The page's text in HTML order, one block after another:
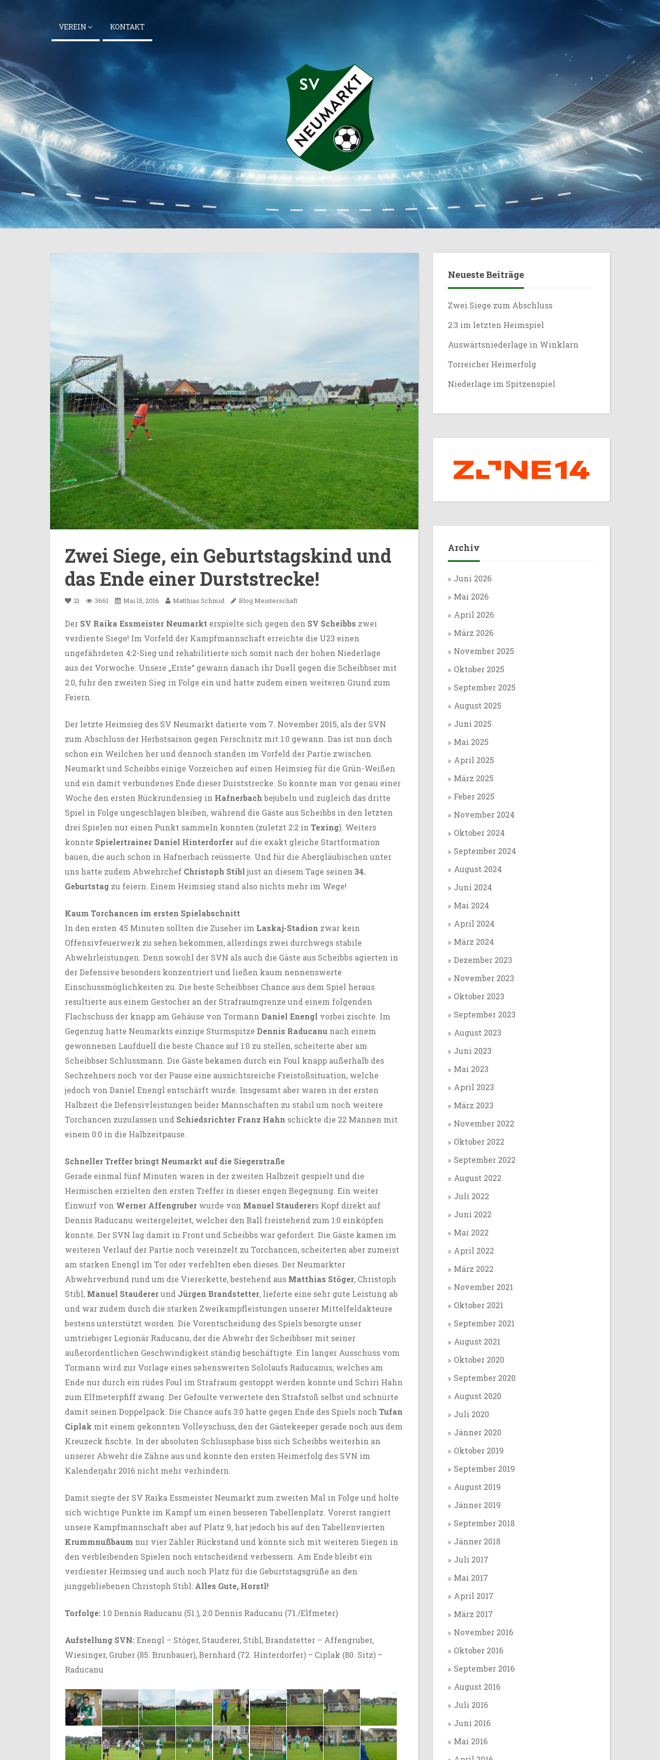
VEREIN KONTAKT
Zwei Siege, ein Geburtstagskind und
das Ende einer Durststrecke!
21 3661 Mai 15, 2016 Matthias Schmid BlogMeisterschaft
Der SV Raika Essmeister Neumarkt erspielte sich gegen den SV Scheibbs zwei
verdiente Siege! Im Vorfeld der Kampfmannschaft erreichte die U23 einen
ungefährdeten 4:2-Sieg und rehabilitierte sich somit nach der hohen Niederlage
aus der Vorwoche. Unsere „Erste“ gewann danach ihr Duell gegen die Scheibbser mit
2:0, fuhr den zweiten Sieg in Folge ein und hatte zudem einen weiteren Grund zum
Feiern.
Der letzte Heimsieg des SV Neumarkt datierte vom 7. November 2015, als der SVN
zum Abschluss der Herbstsaison gegen Ferschnitz mit 1:0 gewann. Das ist nun doch
schon ein Weilchen her und dennoch standen im Vorfeld der Partie zwischen
Neumarkt und Scheibbs einige Vorzeichen auf einen Heimsieg für die Grün-Weißen
und ein damit verbundenes Ende dieser Durststrecke. So konnte man vor genau einer
Woche den ersten Rückrundensieg in Hafnerbachbejubeln und zugleich das dritte
Spiel in Folge ungeschlagen bleiben, während die Gäste aus Scheibbs in den letzten
drei Spielen nur einen Punkt sammeln konnten (zuletzt 2:2 in Texing). Weiters
konnte Spielertrainer Daniel Hinterdorfer auf die exakt gleiche Startformation
bauen, die auch schon in Hafnerbach reüssierte. Und für die Abergläubischen unter
uns hatte zudem Abwehrchef Christoph Stibljust an diesem Tage seinen 34.
Geburtstag zu feiern. Einem Heimsieg stand also nichts mehr im Wege!
Kaum Torchancen im ersten Spielabschnitt
In den ersten 45 Minuten sollten die Zuseher im Laskaj-Stadion zwar kein
Offensivfeuerwerk zu sehen bekommen, allerdings zwei durchwegs stabile
Abwehrleistungen. Denn sowohl der SVN als auch die Gäste aus Scheibbs agierten in
der Defensive besonders konzentriert und ließen kaum nennenswerte
Einschussmöglichkeiten zu. Die beste Scheibbser Chance aus dem Spiel heraus
resultierte aus einem Gestocher an der Strafraumgrenze und einem folgenden
Flachschuss der knapp am Gehäuse von Tormann Daniel Enengl vorbei zischte. Im
Gegenzug hatte Neumarkts einzige Sturmspitze Dennis Raducanu nach einem
gewonnenen Laufduell die beste Chance auf 1:0 zu stellen, scheiterte aber am
Scheibbser Schlussmann. Die Gäste bekamen durch ein Foul knapp außerhalb des
Sechzehners noch vor der Pause eine aussichtsreiche Freistoßsituation, welche
jedoch von Daniel Enengl entschärft wurde. Insgesamt aber waren in der ersten
Halbzeit die Defensivleistungen beider Mannschaften zu stabil um noch weitere
Torchancen zuzulassen und Schiedsrichter Franz Hahn schickte die 22 Mannen mit
einem 0:0 in die Halbzeitpause.
Schneller Treffer bringt Neumarkt auf die Siegerstraße
Gerade einmal fünf Minuten waren in der zweiten Halbzeit gespielt und die
Heimischen erzielten den ersten Treffer in dieser engen Begegnung. Ein weiter
Einwurf von Werner Affengruber wurde von Manuel Stauderers Kopf direkt auf
Dennis Raducanu weitergeleitet, welcher den Ball freistehend zum 1:0 einköpfen
konnte. Der SVN lag damit in Front und Scheibbs war gefordert. Die Gäste kamen im
weiteren Verlauf der Partie noch vereinzelt zu Torchancen, scheiterten aber zumeist
am starken Enengl im Tor oder verfehlten eben dieses. Der Neumarkter
Abwehrverbund rund um die Viererkette, bestehend aus Matthias Stöger, Christoph
Stibl, Manuel Staudererund Jürgen Brandstetter, lieferte eine sehr gute Leistung ab
und war zudem durch die starken Zweikampfleistungen unserer Mittelfeldakteure
bestens unterstützt worden. Die Vorentscheidung des Spiels besorgte unser
umtriebiger Legionär Raducanu, der die Abwehr der Scheibbser mit seiner
außerordentlichen Geschwindigkeit ständig beschäftigte. Ein langer Ausschuss vom
Tormann wird zur Vorlage eines sehenswerten Sololaufs Raducanus, welches am
Ende nur durch ein rüdes Foul im Strafraum gestoppt werden konnte und Schiri Hahn
zum Elfmeterpfiff zwang. Der Gefoulte verwertete den Strafstoß selbst und schnürte
damit seinen Doppelpack. Die Chance aufs 3:0 hatte gegen Ende des Spiels noch Tufan
Ciplak mit einem gekonnten Volleyschuss, den der Gästekeeper gerade noch aus dem
Kreuzeck fischte. In der absoluten Schlussphase biss sich Scheibbs weiterhin an
unserer Abwehr die Zähne aus und konnte den ersten Heimerfolg des SVN im
Kalenderjahr 2016 nicht mehr verhindern.
Damit siegte der SV Raika Essmeister Neumarkt zum zweiten Mal in Folge und holte
sich wichtige Punkte im Kampf um einen besseren Tabellenplatz. Vorerst rangiert
unsere Kampfmannschaft aber auf Platz 9, hat jedoch bis auf den Tabellenvierten
Krummnußbaum nur vier Zähler Rückstand und könnte sich mit weiteren Siegen in
den verbleibenden Spielen noch entscheidend verbessern. Am Ende bleibt ein
verdienter Heimsieg und auch noch Platz für die Geburtstagsgrüße an den
junggebliebenen Christoph Stibl: Alles Gute, Horstl!
Torfolge: 1:0 Dennis Raducanu (51.), 2:0 Dennis Raducanu (71./Elfmeter)
Aufstellung SVN:Enengl – Stöger, Stauderer, Stibl, Brandstetter – Affengruber,
Wiesinger, Gruber (85. Brunbauer), Bernhard (72. Hinterdorfer) – Ciplak (80. Sitz) –
Raducanu
Neueste Beiträge
Zwei Siege zum Abschluss
2:3 im letzten Heimspiel
Auswärtsniederlage in Winklarn
Torreicher Heimerfolg
Niederlage im Spitzenspiel
Archiv
Juni 2026
Mai 2026
April 2026
März 2026
November 2025
Oktober 2025
September 2025
August 2025
Juni 2025
Mai 2025
April 2025
März 2025
Feber 2025
November 2024
Oktober 2024
September 2024
August 2024
Juni 2024
Mai 2024
April 2024
März 2024
Dezember 2023
November 2023
Oktober 2023
September 2023
August 2023
Juni 2023
Mai 2023
April 2023
März 2023
November 2022
Oktober 2022
September 2022
August 2022
Juli 2022
Juni 2022
Mai 2022
April 2022
März 2022
November 2021
Oktober 2021
September 2021
August 2021
Oktober 2020
September 2020
August 2020
Juli 2020
Jänner 2020
Oktober 2019
September 2019
August 2019
Jänner 2019
September 2018
Jänner 2018
Juli 2017
Mai 2017
April 2017
März 2017
November 2016
Oktober 2016
September 2016
August 2016
Juli 2016
Juni 2016
Mai 2016